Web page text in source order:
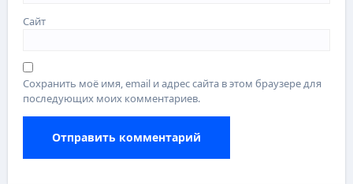
Сайт
Сохранить моё имя, email и адрес сайта в этом браузере для
последующих моих комментариев.